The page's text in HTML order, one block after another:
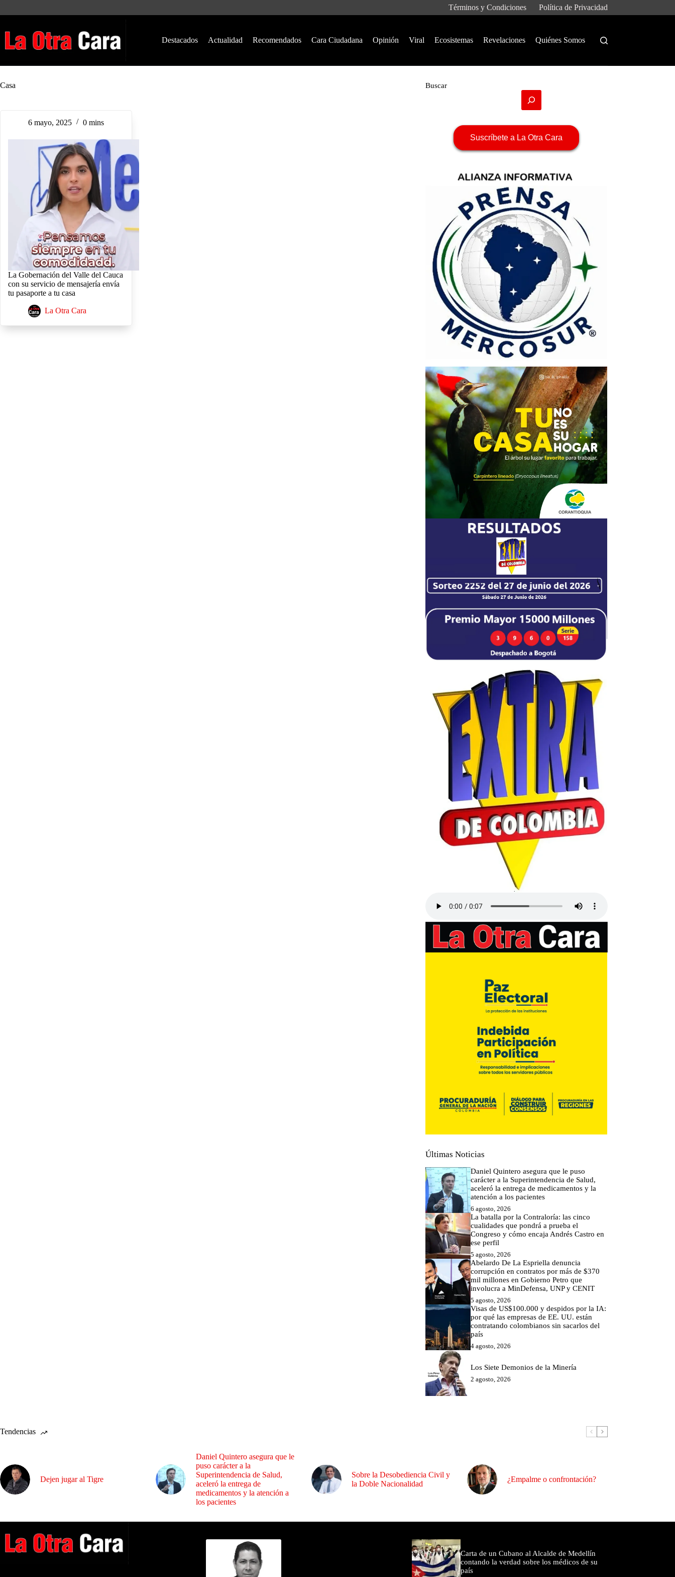
Términos y Condiciones Política de Privacidad
Destacados Actualidad Recomendados Cara Ciudadana Opinión Viral Ecosistemas Revelaciones Quiénes Somos
Casa
6 mayo, 2025 0 mins
La Gobernación del Valle del Cauca
con su servicio de mensajería envía
tu pasaporte a tu casa
La Otra Cara
Buscar
Suscríbete a La Otra Cara
Últimas Noticias
Daniel Quintero asegura que le puso
carácter a la Superintendencia de Salud,
aceleró la entrega de medicamentos y la
atención a los pacientes
6 agosto, 2026
La batalla por la Contraloría: las cinco
cualidades que pondrá a prueba el
Congreso y cómo encaja Andrés Castro en
ese perfil
5 agosto, 2026
Abelardo De La Espriella denuncia
corrupción en contratos por más de $370
mil millones en Gobierno Petro que
involucra a MinDefensa, UNP y CENIT
5 agosto, 2026
Visas de US$100.000 y despidos por la IA:
por qué las empresas de EE. UU. están
contratando colombianos sin sacarlos del
país
4 agosto, 2026
Los Siete Demonios de la Minería
2 agosto, 2026
Tendencias
Dejen jugar al Tigre
Daniel Quintero asegura que le
puso carácter a la
Superintendencia de Salud,
aceleró la entrega de
medicamentos y la atención a
los pacientes
Sobre la Desobediencia Civil y
la Doble Nacionalidad
¿Empalme o confrontación?
Carta de un Cubano al Alcalde de Medellín
contando la verdad sobre los médicos de su
país